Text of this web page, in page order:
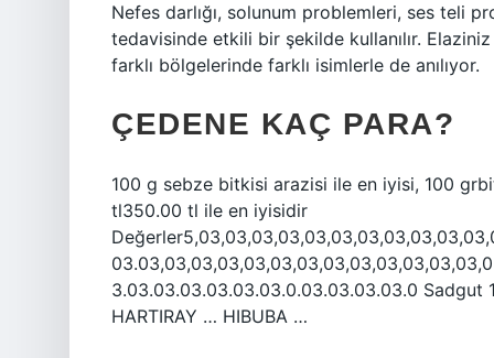
Nefes darlığı, solunum problemleri, ses teli
tedavisinde etkili bir şekilde kullanılır.
farklı bölgelerinde farklı isimlerle de anılıyor.
ÇEDENE KAÇ PARA?
100 g sebze bitkisi arazisi ile en iyisi, 100
tl350.00 tl ile en iyisidir
3.03.03.03.03.03.03.0.03.03.03.03.0 Sadgut
HARTIRAY … HIBUBA …